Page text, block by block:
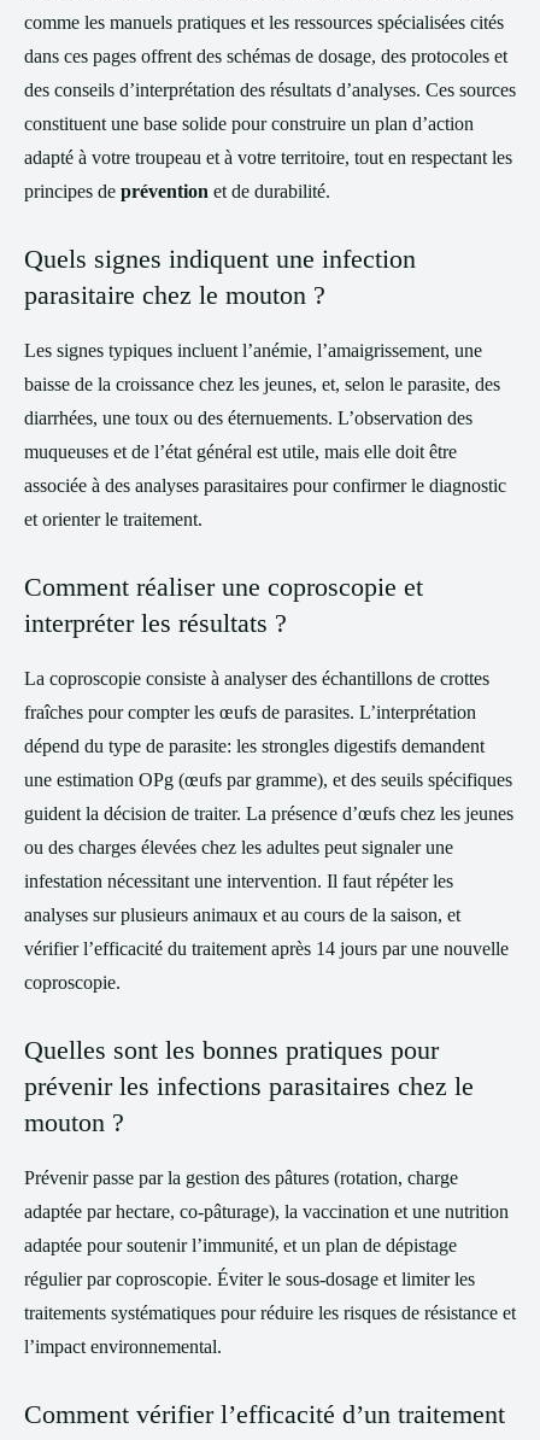
comme les manuels pratiques et les ressources spécialisées cités
dans ces pages offrent des schémas de dosage, des protocoles et
des conseils d’interprétation des résultats d’analyses. Ces sources
constituent une base solide pour construire un plan d’action
adapté à votre troupeau et à votre territoire, tout en respectant les
principes de prévention et de durabilité.
Quels signes indiquent une infection
parasitaire chez le mouton ?
Les signes typiques incluent l’anémie, l’amaigrissement, une
baisse de la croissance chez les jeunes, et, selon le parasite, des
diarrhées, une toux ou des éternuements. L’observation des
muqueuses et de l’état général est utile, mais elle doit être
associée à des analyses parasitaires pour confirmer le diagnostic
et orienter le traitement.
Comment réaliser une coproscopie et
interpréter les résultats ?
La coproscopie consiste à analyser des échantillons de crottes
fraîches pour compter les œufs de parasites. L’interprétation
dépend du type de parasite: les strongles digestifs demandent
une estimation OPg (œufs par gramme), et des seuils spécifiques
guident la décision de traiter. La présence d’œufs chez les jeunes
ou des charges élevées chez les adultes peut signaler une
infestation nécessitant une intervention. Il faut répéter les
analyses sur plusieurs animaux et au cours de la saison, et
vérifier l’efficacité du traitement après 14 jours par une nouvelle
coproscopie.
Quelles sont les bonnes pratiques pour
prévenir les infections parasitaires chez le
mouton ?
Prévenir passe par la gestion des pâtures (rotation, charge
adaptée par hectare, co-pâturage), la vaccination et une nutrition
adaptée pour soutenir l’immunité, et un plan de dépistage
régulier par coproscopie. Éviter le sous-dosage et limiter les
traitements systématiques pour réduire les risques de résistance et
l’impact environnemental.
Comment vérifier l’efficacité d’un traitement